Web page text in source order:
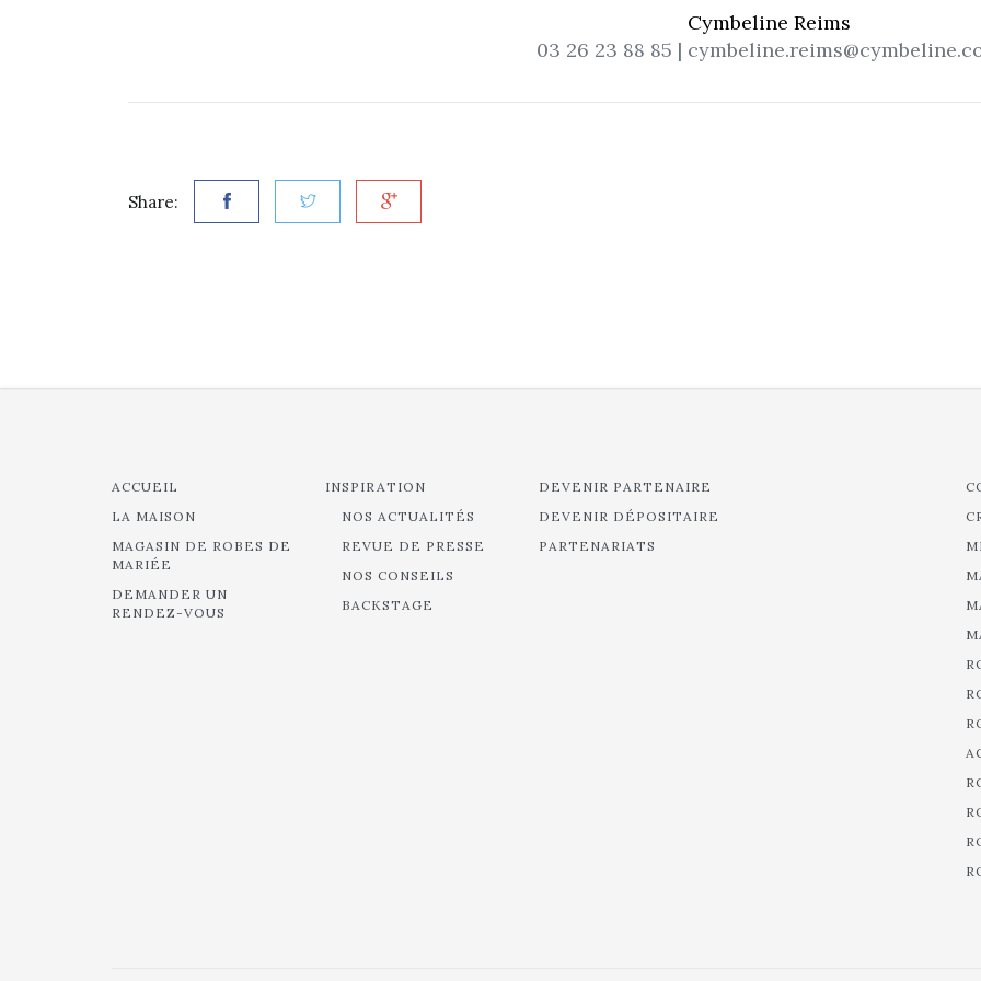
Cymbeline Reims
03 26 23 88 85 |
Share:
ACCUEIL
LA MAISON
MAGASIN DE ROBES DE
MARIÉE
DEMANDER UN
RENDEZ-VOUS
INSPIRATION
NOS ACTUALITÉS
REVUE DE PRESSE
NOS CONSEILS
BACKSTAGE
DEVENIR PARTENAIRE
DEVENIR DÉPOSITAIRE
PARTENARIATS